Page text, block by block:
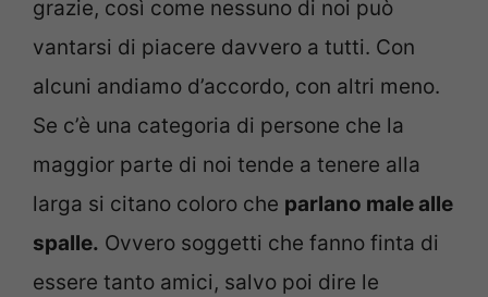
grazie, così come nessuno di noi può
vantarsi di piacere davvero a tutti. Con
alcuni andiamo d’accordo, con altri meno.
Se c’è una categoria di persone che la
maggior parte di noi tende a tenere alla
larga si citano coloro che parlano male alle
spalle. Ovvero soggetti che fanno finta di
essere tanto amici, salvo poi dire le